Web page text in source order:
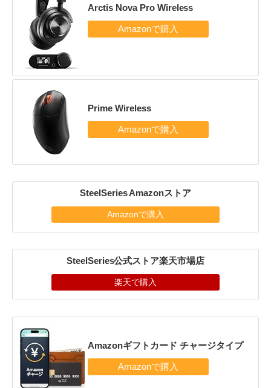
Arctis Nova Pro Wireless
Prime Wireless
SteelSeries Amazonストア
Amazonで購入
SteelSeries公式ストア楽天市場店
楽天で購入
Amazonギフトカード チャージタイプ